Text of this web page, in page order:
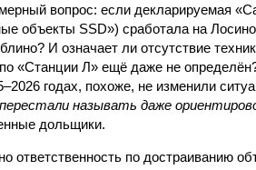
вопрос: если декларируемая
объекты SSD») сработала на
И означает ли отсутствие
«Станции Л» ещё даже не
годах, похоже, не изменили
называть даже
дольщики.
ответственность по достраиванию